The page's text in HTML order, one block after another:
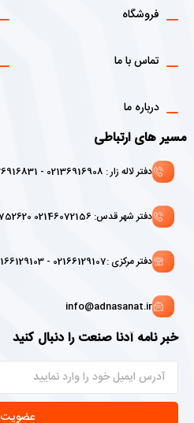
فروشگاه
تماس با ما
درباره ما
مسیر های ارتباطی
دفتر لاله زار : 02136916908 - 02136916831
دفتر شهر قدس: 02146072156 09213752620
دفتر مرکزی :02166129107 - 02166129103
info@adnasanat.ir
خبر نامه آدنا صنعت را دنبال کنید
عضویت